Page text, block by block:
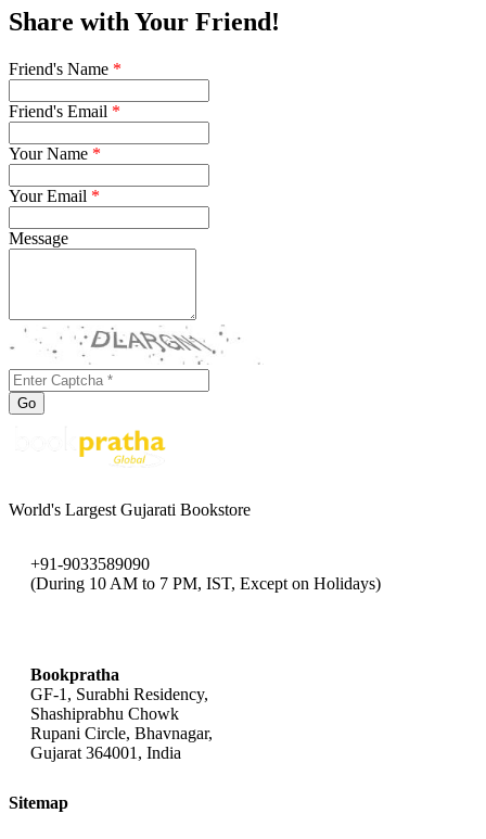
Share with Your Friend!
Friend's Name *
Friend's Email *
Your Name *
Your Email *
Message
Go
World's Largest Gujarati Bookstore
+91-9033589090
(During 10 AM to 7 PM, IST, Except on Holidays)
Bookpratha
GF-1, Surabhi Residency,
Shashiprabhu Chowk
Rupani Circle, Bhavnagar,
Gujarat 364001, India
Sitemap